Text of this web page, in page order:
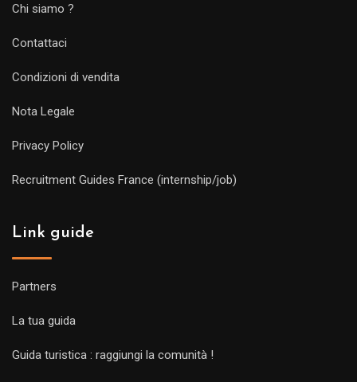
Chi siamo ?
Contattaci
Condizioni di vendita
Nota Legale
Privacy Policy
Recruitment Guides France (internship/job)
Link guide
Partners
La tua guida
Guida turistica : raggiungi la comunità !